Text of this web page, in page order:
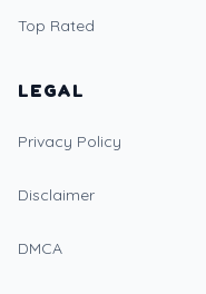
Top Rated
LEGAL
Privacy Policy
Disclaimer
DMCA